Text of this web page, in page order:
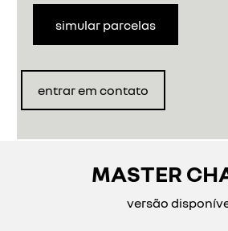
simular parcelas
entrar em contato
MASTER
versão